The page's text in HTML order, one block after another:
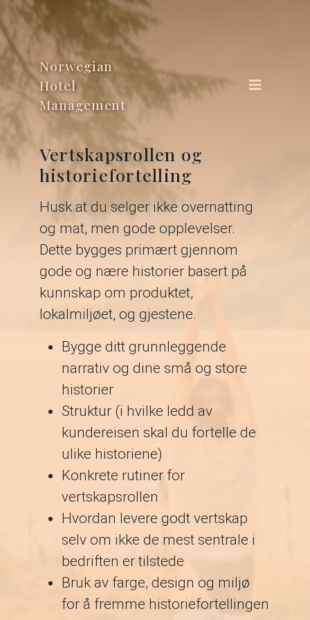
Norwegian
Hotel
Management
Vertskapsrollen og
historiefortelling
Husk at du selger ikke overnatting
og mat, men gode opplevelser.
Dette bygges primært gjennom
gode og nære historier basert på
kunnskap om produktet,
lokalmiljøet, og gjestene.
Bygge ditt grunnleggende
narrativ og dine små og store
historier
Struktur (i hvilke ledd av
kundereisen skal du fortelle de
ulike historiene)
Konkrete rutiner for
vertskapsrollen
Hvordan levere godt vertskap
selv om ikke de mest sentrale i
bedriften er tilstede
Bruk av farge, design og miljø
for å fremme historiefortellingen